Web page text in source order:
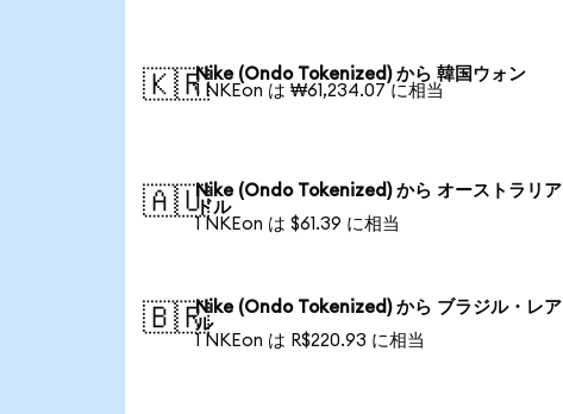
🇰🇷Nike (Ondo Tokenized) から 韓国ウォン
1 NKEon は ₩61,234.07 に相当
🇦🇺Nike (Ondo Tokenized) から オーストラリア
ドル
1 NKEon は $61.39 に相当
🇧🇷Nike (Ondo Tokenized) から ブラジル・レア
ル
1 NKEon は R$220.93 に相当